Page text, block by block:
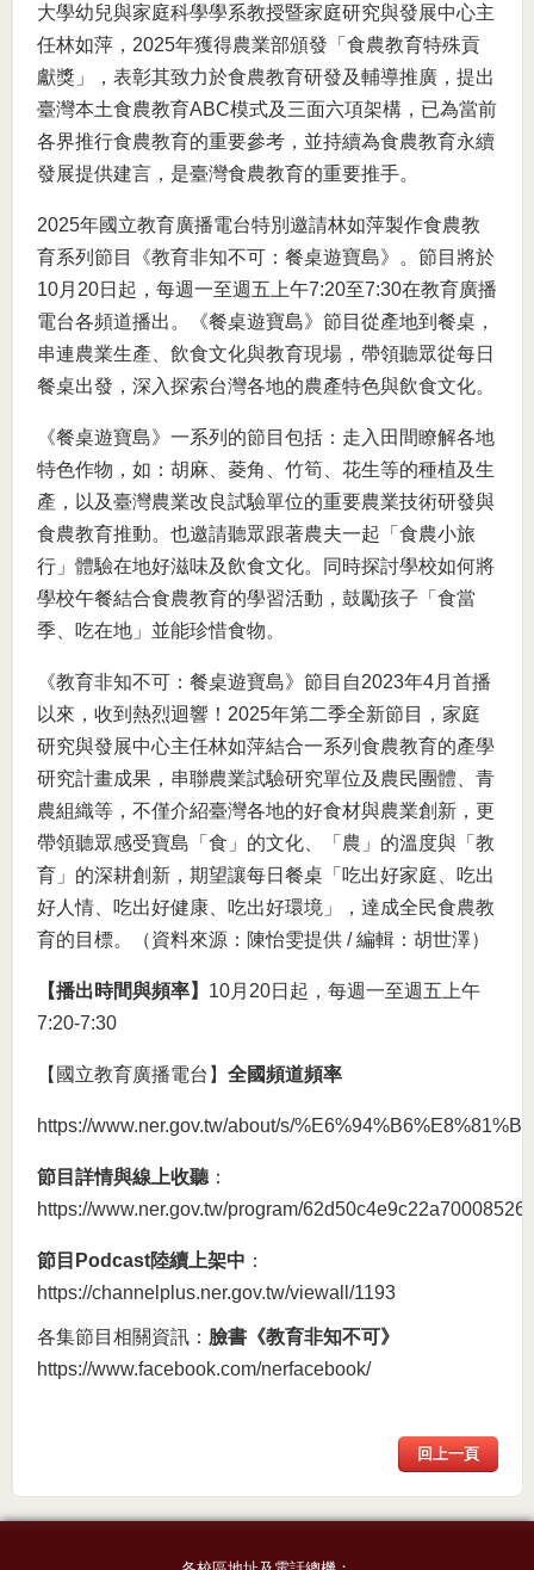
大學幼兒與家庭科學學系教授暨家庭研究與發展中心主
任林如萍，2025年獲得農業部頒發「食農教育特殊貢
獻獎」，表彰其致力於食農教育研發及輔導推廣，提出
臺灣本土食農教育ABC模式及三面六項架構，已為當前
各界推行食農教育的重要參考，並持續為食農教育永續
發展提供建言，是臺灣食農教育的重要推手。
2025年國立教育廣播電台特別邀請林如萍製作食農教
育系列節目《教育非知不可：餐桌遊寶島》。節目將於
10月20日起，每週一至週五上午7:20至7:30在教育廣播
電台各頻道播出。《餐桌遊寶島》節目從產地到餐桌，
串連農業生產、飲食文化與教育現場，帶領聽眾從每日
餐桌出發，深入探索台灣各地的農產特色與飲食文化。
《餐桌遊寶島》一系列的節目包括：走入田間瞭解各地
特色作物，如：胡麻、菱角、竹筍、花生等的種植及生
產，以及臺灣農業改良試驗單位的重要農業技術研發與
食農教育推動。也邀請聽眾跟著農夫一起「食農小旅
行」體驗在地好滋味及飲食文化。同時探討學校如何將
學校午餐結合食農教育的學習活動，鼓勵孩子「食當
季、吃在地」並能珍惜食物。
《教育非知不可：餐桌遊寶島》節目自2023年4月首播
以來，收到熱烈迴響！2025年第二季全新節目，家庭
研究與發展中心主任林如萍結合一系列食農教育的產學
研究計畫成果，串聯農業試驗研究單位及農民團體、青
農組織等，不僅介紹臺灣各地的好食材與農業創新，更
帶領聽眾感受寶島「食」的文化、「農」的溫度與「教
育」的深耕創新，期望讓每日餐桌「吃出好家庭、吃出
好人情、吃出好健康、吃出好環境」，達成全民食農教
育的目標。（資料來源：陳怡雯提供 / 編輯：胡世澤）
【播出時間與頻率】 10月20日起，每週一至週五上午
7:20-7:30
【國立教育廣播電台】 全國頻道頻率
https://www.ner.gov.tw/about/s/
節目詳情與線上收聽：
https://www.ner.gov.tw/program/
節目Podcast陸續上架中 ：
https://channelplus.ner.gov.tw/viewall/1193
各集節目相關資訊： 臉書《教育非知不可》
https://www.facebook.com/nerfacebook/
回上一頁